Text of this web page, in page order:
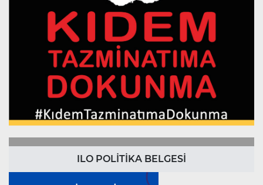
ILO POLİTİKA BELGESİ